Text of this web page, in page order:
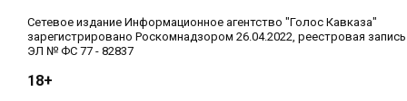
Сетевое издание Информационное агентство "Голос Кавказа"
зарегистрировано Роскомнадзором 26.04.2022, реестровая запись
ЭЛ № ФС 77 - 82837
18+